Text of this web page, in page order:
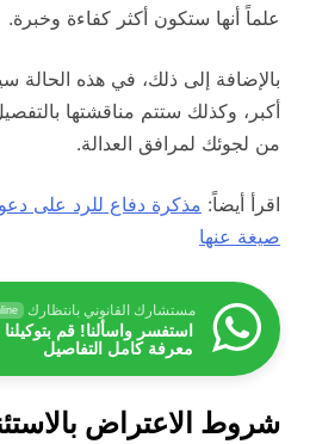
علماً أنها ستكون أكثر كفاءة وخبرة.
بالإضافة إلى ذلك، في هذه الحالة
أكبر، وكذلك ستتم مناقشتها
من لجوئك لمرافق العدالة.
اقرأ أيضاً: مذكرة دفاع للرد على
صيغة عنها
مستشارك القانوني بانتظارك
استفسر واسألنا! قم بتوكيلنا
معرفة كامل التفاصيل
شروط الاعتراض